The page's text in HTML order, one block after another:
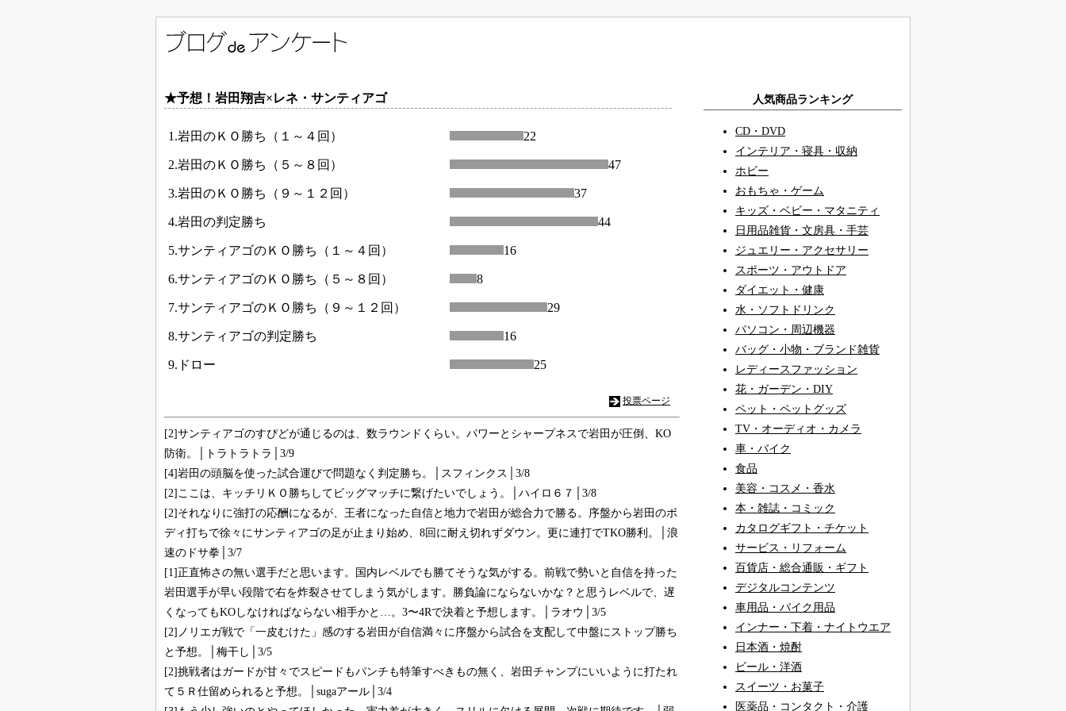
★予想！岩田翔吉×レネ・サンティアゴ
1.岩田のＫＯ勝ち（１～４回） 22
2.岩田のＫＯ勝ち（５～８回） 47
3.岩田のＫＯ勝ち（９～１２回） 37
4.岩田の判定勝ち 44
5.サンティアゴのＫＯ勝ち（１～４回） 16
6.サンティアゴのＫＯ勝ち（５～８回） 8
7.サンティアゴのＫＯ勝ち（９～１２回） 29
8.サンティアゴの判定勝ち 16
9.ドロー 25
投票ページ
[2]サンティアゴのすぴどが通じるのは、数ラウンドくらい。パワーとシャープネスで岩田が圧倒、KO
防衛。│トラトラトラ│3/9
[4]岩田の頭脳を使った試合運びで問題なく判定勝ち。│スフィンクス│3/8
[2]ここは、キッチリＫＯ勝ちしてビッグマッチに繋げたいでしょう。│ハイロ６７│3/8
[2]それなりに強打の応酬になるが、王者になった自信と地力で岩田が総合力で勝る。序盤から岩田のボ
ディ打ちで徐々にサンティアゴの足が止まり始め、8回に耐え切れずダウン。更に連打でTKO勝利。│浪
速のドサ拳│3/7
[1]正直怖さの無い選手だと思います。国内レベルでも勝てそうな気がする。前戦で勢いと自信を持った
岩田選手が早い段階で右を炸裂させてしまう気がします。勝負論にならないかな？と思うレベルで、遅
くなってもKOしなければならない相手かと…。3〜4Rで決着と予想します。│ラオウ│3/5
[2]ノリエガ戦で「一皮むけた」感のする岩田が自信満々に序盤から試合を支配して中盤にストップ勝ち
と予想。│梅干し│3/5
[2]挑戦者はガードが甘々でスピードもパンチも特筆すべきもの無く、岩田チャンプにいいように打たれ
て５Ｒ仕留められると予想。│sugaアール│3/4
人気商品ランキング
CD・DVD
インテリア・寝具・収納
ホビー
おもちゃ・ゲーム
キッズ・ベビー・マタニティ
日用品雑貨・文房具・手芸
ジュエリー・アクセサリー
スポーツ・アウトドア
ダイエット・健康
水・ソフトドリンク
パソコン・周辺機器
バッグ・小物・ブランド雑貨
レディースファッション
花・ガーデン・DIY
ペット・ペットグッズ
TV・オーディオ・カメラ
車・バイク
食品
美容・コスメ・香水
本・雑誌・コミック
カタログギフト・チケット
サービス・リフォーム
百貨店・総合通販・ギフト
デジタルコンテンツ
車用品・バイク用品
インナー・下着・ナイトウエア
日本酒・焼酎
ビール・洋酒
スイーツ・お菓子
医薬品・コンタクト・介護